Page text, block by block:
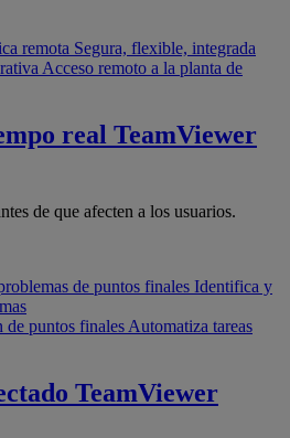
remota Segura, flexible, integrada
Acceso remoto a la planta de
real TeamViewer
de que afecten a los usuarios.
de puntos finales Identifica y
de puntos finales Automatiza tareas
TeamViewer